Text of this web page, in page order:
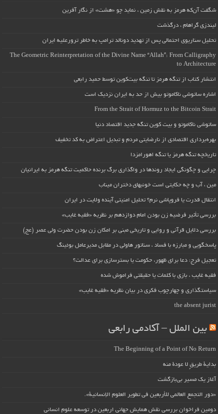
شگفت آن‌که هرمز به نقش زمین ، نماید چو «هشت» از نگار آفرین
لیندزی گراهام ، درگذشت
تحلیل سناریوی احتمالی پس از تهدید دونالد ترامپ به خاطر ترورعلیه ایران
The Geometric Reinterpretation of the Divine Name “Allah”: From Calligraphy
to Architecture
انتشار کتاب از تنگه هرمز تا تنگه بیت‌کوین توسط حمید رابعی
اشاره ساتوشی ناکاموتو بیش از حد به ایران نزدیک است
From the Strait of Hormuz to the Bitcoin Strait
ساتوشی ناکاموتو و بیت کوین تنگه جدید اقتصاد دنیا
بهره‌برداری اقتصادی از نارضایتی مردم و تبدیل اعتراض به کد تخفیف
تاریخچه تنگه هرمز یا تنگه اهورامزدا
چرایی و چگونگی ایجاد روندها در واگذاری برگ برنده حاکمیت تنگه هرمز به ایرانیان
مین ، آب و چه حکایتی است خونبهای دختران میناب
انتقال قدرت یا فروپاشی نرم؟ تحلیل امنیتی آینده ولایت در ایران
بررسی تأثیر فرضیه زن بودن امام دوازدهم بر نظریه «فقیه غایب»
بررسی دلایل قرآنی و روایی و تاریخی مبنی بر امکان زن بودن حضرت ولی عصر (عج)
پاسخگویی و مبارزه با فساد ، سناتور هاولی در مقابل مدیرعامل بوئینگ
تعجیل فرج: دعا برای ظهور، حکومت یا بسترسازی برای عدالت؟
فقیه غایب ، بازی با کلمات یا حقیقتی فراموش شده
سیاستگذاری و چهارچوب فکری در بیان نظریه «فقیه غایب»
the absent jurist
بین الملل – آکادمی رابعی
The Beginning of a Point of No Return
بداية طريقٍ لا عودة منه
آغاز یک مسیر بی‌بازگشت
«دور التجمع العالمي للأربعين في تطوير العلوم الإنسانية».
دومین فراخوان بررسی نقش همایش جهانی اربعین در توسعه علوم انسانی